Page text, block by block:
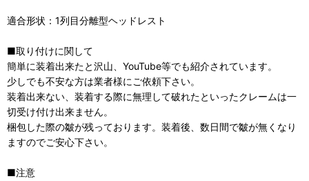
適合形状：1列目分離型ヘッドレスト
■取り付けに関して
簡単に装着出来たと沢山、YouTube等でも紹介されています。
少しでも不安な方は業者様にご依頼下さい。
装着出来ない、装着する際に無理して破れたといったクレームは一
切受け付け出来ません。
梱包した際の皺が残っております。装着後、数日間で皺が無くなり
ますのでご安心下さい。
■注意